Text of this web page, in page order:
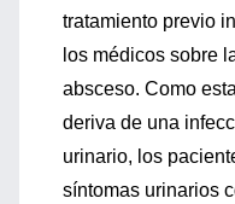
tratamiento previo
los médicos sobre
absceso. Como
deriva de una
urinario, los
síntomas urinarios